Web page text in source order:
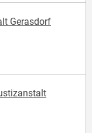
Gerasdorf